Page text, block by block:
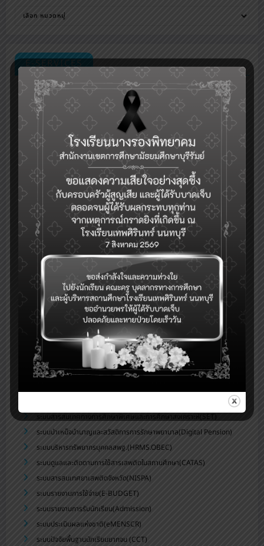
E-SERVICES
กลุ่มงานบริหารวิชาการ
ระบบเช็คชื่อออนไลน์(toSchool)
ระบบงานทะเบียน-วัดผล-ดูผลการเรียน(SGS)
รับสมัครคัดเลือกบุคคลเพื่อเป็นลูกจ้างชั่วคราว (Application for
Temporary Employee Positions)
ระบบจองห้อง/สถานที่
ระบบสำรวจแววความสามารถพิเศษ(วัดแวว)
การแนะแนวดูแลสุขภาพจิตนักเรียนและระบบการดูแลช่วยเหลือนักเรียนใน
สถานศึกษา สังกัด สพฐ.(hero OBEC care)
ปฏิทินกิจกรรม
eDOC-ระบบสารบรรณอิเล็กทรอนิกส์
eDMS-ระบบการจัดการเอกสารอิเล็กทรอนิกส์
eBooking-ระบบจองห้องประชุม
ระบบสนับสนุนการบริหารจัดการสำนักงานเขตพื้นที่การศึกษา(AMSS++)
ระบบตรวจสอบเงินเดือน (E-Money)
ระบบบริหารจัดการข้อมูลสารสนเทศของสถานศึกษา สพม.บุรีรัมย์
ระบบจัดเก็บข้อมูลนักเรียนรายบุคคล (DMC)
ระบบดูแลช่วยเหลือนักเรียน สพม.บุรีรัมย์(Care for All)
ระบบสำนักงานอิเล็กทรอนิกส์(Smart OBEC)
ระบบสารสนเทศทางการศึกษาพิเศษและการศึกษาสงเคราะห์(SET)
ระบบบำเหน็จบำนาญและสวัสดิการการรักษาพยาบาล(Digital Pension)
ระบบบริหารทรัพยากรบุคคลสพฐ.(HRMS.OBEC)
ระบบดูแลและติดตามการใช้สารเสพติดในสถานศึกษา(CATAS)
ระบบสารสนเทศยาเสพติดจังหวัด(NISPA)
ระบบรายงานการใช้จ่าย(E-BUDGET)
ระบบรายงานการรับนักเรียน(Admission)
ระบบประเมินผลแห่งชาติ(eMENSCR)
ระบบปัจจัยพื้นฐานนักเรียนยากจน (CCT)